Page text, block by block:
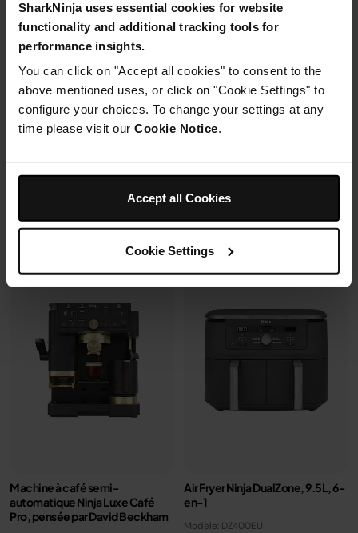
SharkNinja uses essential cookies for website
functionality and additional tracking tools for
performance insights.
You can click on "Accept all cookies" to consent to the
above mentioned uses, or click on "Cookie Settings" to
configure your choices. To change your settings at any
time please visit our Cookie Notice.
Accept all Cookies
Cookie Settings
Housse de protection offerte* avec
ce four à pizza.En savoir plus
259,99 €
2 cuves en verre (1.4L + 3.8L)
+2 couvercles
avec un même récipient.
Modulaire, compact, facile à
Machine à café semi-
automatique Ninja Luxe Café
Pro, pensée par David Beckham
Air Fryer Ninja DualZone, 9.5L, 6-
en-1
Modèle: DZ400EU